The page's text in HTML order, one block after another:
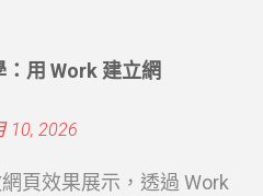
用 Work 建立網
10, 2026
頁效果展示，透過 Work